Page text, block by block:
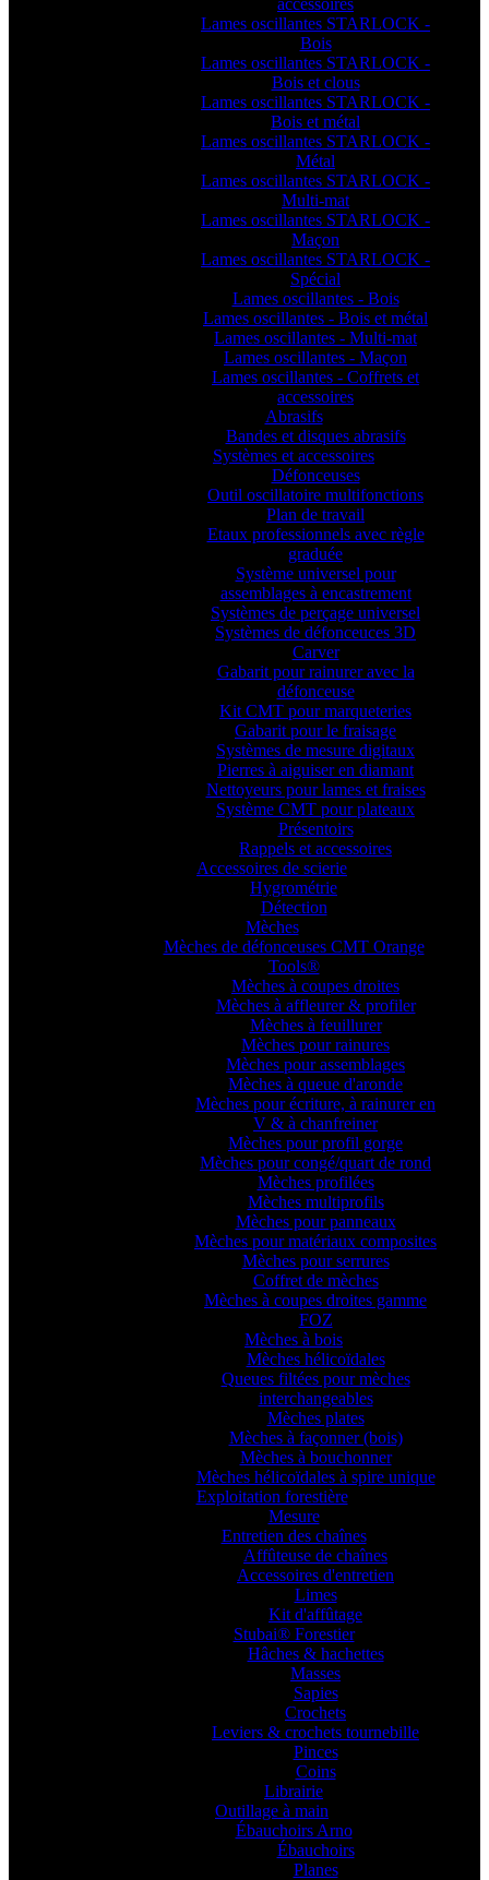
accessoires
Lames oscillantes STARLOCK -
Bois
Lames oscillantes STARLOCK -
Bois et clous
Lames oscillantes STARLOCK -
Bois et métal
Lames oscillantes STARLOCK -
Métal
Lames oscillantes STARLOCK -
Multi-mat
Lames oscillantes STARLOCK -
Maçon
Lames oscillantes STARLOCK -
Spécial
Lames oscillantes - Bois
Lames oscillantes - Bois et métal
Lames oscillantes - Multi-mat
Lames oscillantes - Maçon
Lames oscillantes - Coffrets et
accessoires
Abrasifs
Bandes et disques abrasifs
Systèmes et accessoires
Défonceuses
Outil oscillatoire multifonctions
Plan de travail
Etaux professionnels avec règle
graduée
Système universel pour
assemblages à encastrement
Systèmes de perçage universel
Systèmes de défonceuces 3D
Carver
Gabarit pour rainurer avec la
défonceuse
Kit CMT pour marqueteries
Gabarit pour le fraisage
Systèmes de mesure digitaux
Pierres à aiguiser en diamant
Nettoyeurs pour lames et fraises
Système CMT pour plateaux
Présentoirs
Rappels et accessoires
Accessoires de scierie
Hygrométrie
Détection
Mèches
Mèches de défonceuses CMT Orange
Tools®
Mèches à coupes droites
Mèches à affleurer & profiler
Mèches à feuillurer
Mèches pour rainures
Mèches pour assemblages
Mèches à queue d'aronde
Mèches pour écriture, à rainurer en
V & à chanfreiner
Mèches pour profil gorge
Mèches pour congé/quart de rond
Mèches profilées
Mèches multiprofils
Mèches pour panneaux
Mèches pour matériaux composites
Mèches pour serrures
Coffret de mèches
Mèches à coupes droites gamme
FOZ
Mèches à bois
Mèches hélicoïdales
Queues filtées pour mèches
interchangeables
Mèches plates
Mèches à façonner (bois)
Mèches à bouchonner
Mèches hélicoïdales à spire unique
Exploitation forestière
Mesure
Entretien des chaînes
Affûteuse de chaînes
Accessoires d'entretien
Limes
Kit d'affûtage
Stubai® Forestier
Hâches & hachettes
Masses
Sapies
Crochets
Leviers & crochets tournebille
Pinces
Coins
Librairie
Outillage à main
Ébauchoirs Arno
Ébauchoirs
Planes